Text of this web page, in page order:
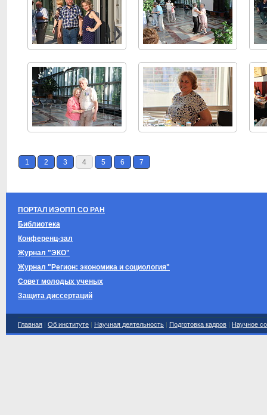
1 2 3 4 5 6 7
ПОРТАЛ ИЭОПП СО РАН
Библиотека
Конференц-зал
Журнал "ЭКО"
Журнал "Регион: экономика и социология"
Совет молодых ученых
Защита диссертаций
Главная | Об институте | Научная деятельность | Подготовка кадров | Научное